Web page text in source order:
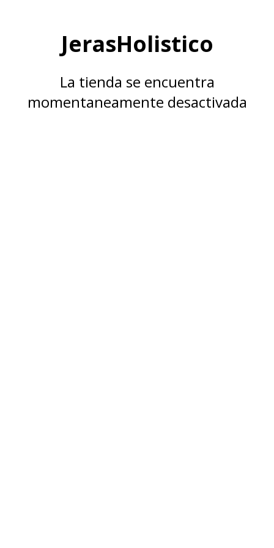
JerasHolistico
La tienda se encuentra
momentaneamente desactivada